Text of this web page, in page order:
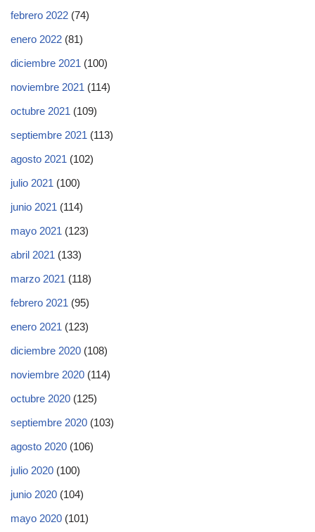
febrero 2022 (74)
enero 2022 (81)
diciembre 2021 (100)
noviembre 2021 (114)
octubre 2021 (109)
septiembre 2021 (113)
agosto 2021 (102)
julio 2021 (100)
junio 2021 (114)
mayo 2021 (123)
abril 2021 (133)
marzo 2021 (118)
febrero 2021 (95)
enero 2021 (123)
diciembre 2020 (108)
noviembre 2020 (114)
octubre 2020 (125)
septiembre 2020 (103)
agosto 2020 (106)
julio 2020 (100)
junio 2020 (104)
mayo 2020 (101)